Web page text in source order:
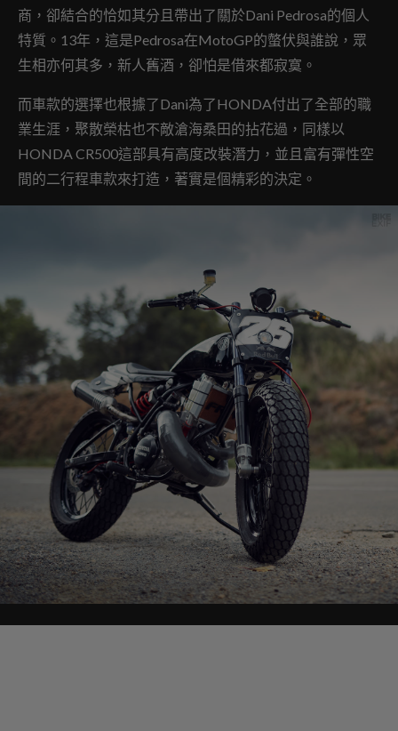
商，卻結合的恰如其分且帶出了關於Dani Pedrosa的個人
特質。13年，這是Pedrosa在MotoGP的螫伏與誰說，眾
生相亦何其多，新人舊酒，卻怕是借來都寂寞。
而車款的選擇也根據了Dani為了HONDA付出了全部的職
業生涯，聚散榮枯也不敵滄海桑田的拈花過，同樣以
HONDA CR500這部具有高度改裝潛力，並且富有彈性空
間的二行程車款來打造，著實是個精彩的決定。